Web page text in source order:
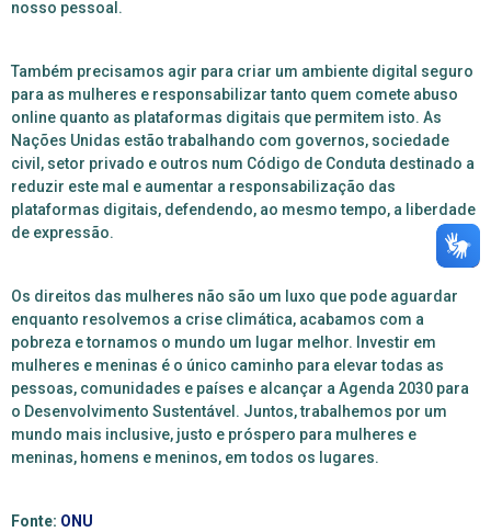
nosso pessoal.
Também precisamos agir para criar um ambiente digital seguro
para as mulheres e responsabilizar tanto quem comete abuso
online quanto as plataformas digitais que permitem isto. As
Nações Unidas estão trabalhando com governos, sociedade
civil, setor privado e outros num Código de Conduta destinado a
reduzir este mal e aumentar a responsabilização das
plataformas digitais, defendendo, ao mesmo tempo, a liberdade
de expressão.
Os direitos das mulheres não são um luxo que pode aguardar
enquanto resolvemos a crise climática, acabamos com a
pobreza e tornamos o mundo um lugar melhor. Investir em
mulheres e meninas é o único caminho para elevar todas as
pessoas, comunidades e países e alcançar a Agenda 2030 para
o Desenvolvimento Sustentável. Juntos, trabalhemos por um
mundo mais inclusive, justo e próspero para mulheres e
meninas, homens e meninos, em todos os lugares.
Fonte: ONU